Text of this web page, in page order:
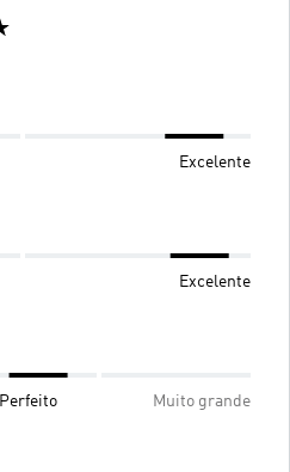
Excelente
Excelente
Perfeito Muito grande